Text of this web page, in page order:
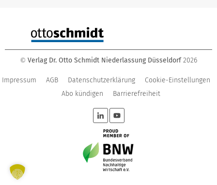
© Verlag Dr. Otto Schmidt Niederlassung Düsseldorf 2026
Impressum AGB Datenschutzerklärung
Cookie-Einstellungen
Abo kündigen
Barrierefreiheit